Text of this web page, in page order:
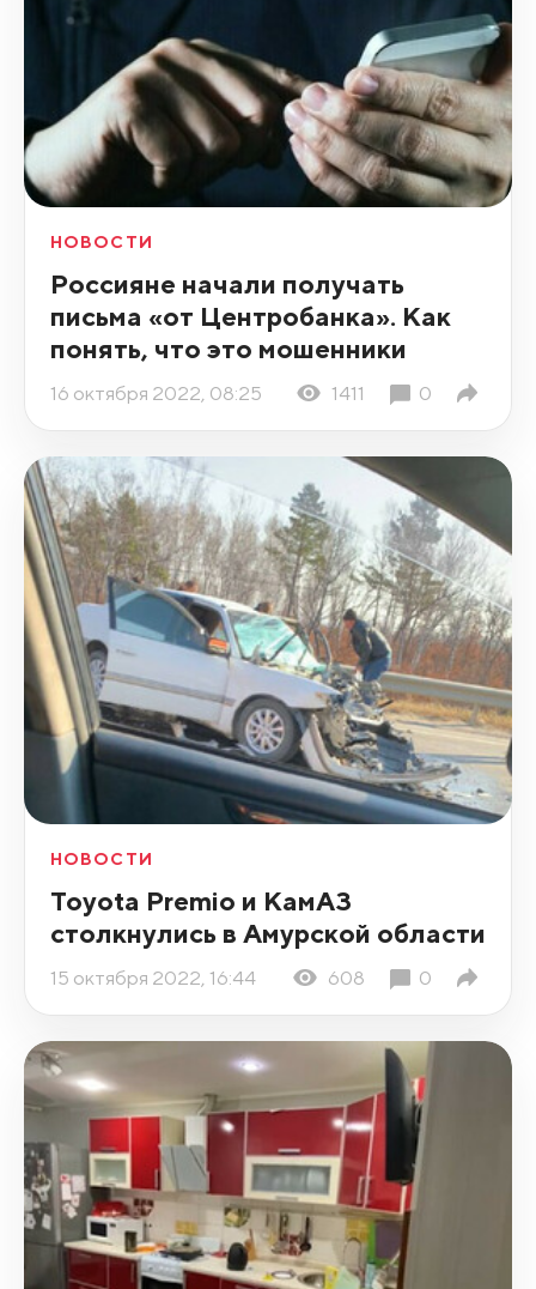
НОВОСТИ
Россияне начали получать
письма «от Центробанка». Как
понять, что это мошенники
16 октября 2022, 08:25 1411 0
НОВОСТИ
Toyota Premio и КамАЗ
столкнулись в Амурской области
15 октября 2022, 16:44 608 0